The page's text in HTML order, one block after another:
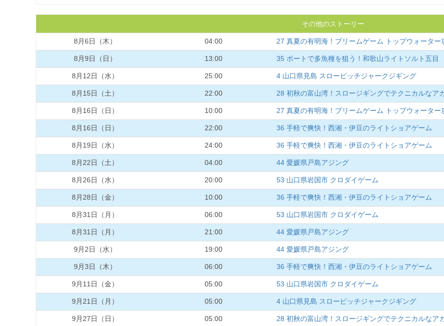
その他のストーリー
8月6日（木） 04:00 27 真夏の有明海！ブリームゲーム トップウォーター
8月9日（日） 13:00 35 ボートで多魚種を狙う！和歌山ライトソルト五目
8月12日（水） 25:00 4 山口県見島 スローピッチジャークジギング
8月15日（土） 22:00 28 初秋の富山湾！スロージギングでテクニカルなア
8月16日（日） 10:00 27 真夏の有明海！ブリームゲーム トップウォーター
8月16日（日） 22:00 36 手軽で爽快！西湘・伊豆のライトショアゲーム
8月19日（水） 24:00 36 手軽で爽快！西湘・伊豆のライトショアゲーム
8月22日（土） 04:00 44 愛媛県戸島アジング
8月26日（水） 20:00 53 山口県岩国市 クロダイゲーム
8月28日（金） 10:00 36 手軽で爽快！西湘・伊豆のライトショアゲーム
8月31日（月） 06:00 53 山口県岩国市 クロダイゲーム
8月31日（月） 21:00 44 愛媛県戸島アジング
9月2日（水） 19:00 44 愛媛県戸島アジング
9月3日（木） 06:00 36 手軽で爽快！西湘・伊豆のライトショアゲーム
9月11日（金） 05:00 53 山口県岩国市 クロダイゲーム
9月21日（月） 05:00 4 山口県見島 スローピッチジャークジギング
9月27日（日） 05:00 28 初秋の富山湾！スロージギングでテクニカルなア